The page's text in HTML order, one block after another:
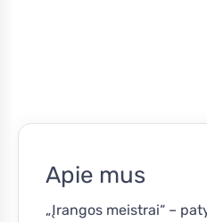
Apie mus
„Įrangos meistrai“ –